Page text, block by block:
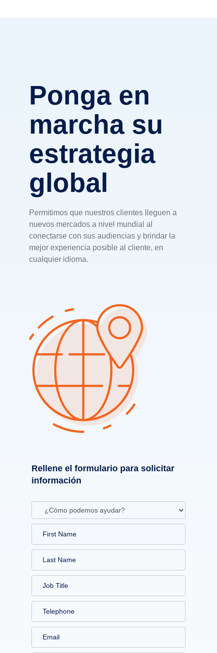
Ponga en
marcha su
estrategia
global
Permitimos que nuestros clientes lleguen a
nuevos mercados a nivel mundial al
conectarse con sus audiencias y brindar la
mejor experiencia posible al cliente, en
cualquier idioma.
Rellene el formulario para solicitar
información